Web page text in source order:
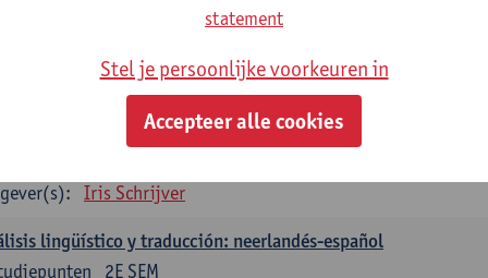
Spaans-Nederlands: Juridische en economische teksten
Iris Schrijver
Spaans-Nederlands: Cultuur en media
Iris Schrijver
lingüístico y traducción: neerlandés-español
2E SEM
statement
Stel je persoonlijke voorkeuren in
Accepteer alle cookies